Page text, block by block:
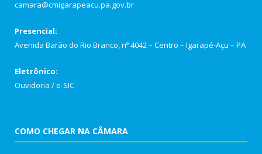
camara@cmigarapeacu.pa.gov.br
Presencial:
Avenida Barão do Rio Branco, nº 4042 – Centro – Igarapé-Açu – PA
Eletrônico:
Ouvidoria /e-SIC
COMO CHEGAR NA CÂMARA